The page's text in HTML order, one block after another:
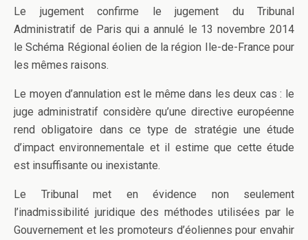
Le jugement confirme le jugement du Tribunal
Administratif de Paris qui a annulé le 13 novembre 2014
le Schéma Régional éolien de la région Ile-de-France pour
les mêmes raisons.
Le moyen d’annulation est le même dans les deux cas : le
juge administratif considère qu’une directive européenne
rend obligatoire dans ce type de stratégie une étude
d’impact environnementale et il estime que cette étude
est insuffisante ou inexistante.
Le Tribunal met en évidence non seulement
l’inadmissibilité juridique des méthodes utilisées par le
Gouvernement et les promoteurs d’éoliennes pour envahir